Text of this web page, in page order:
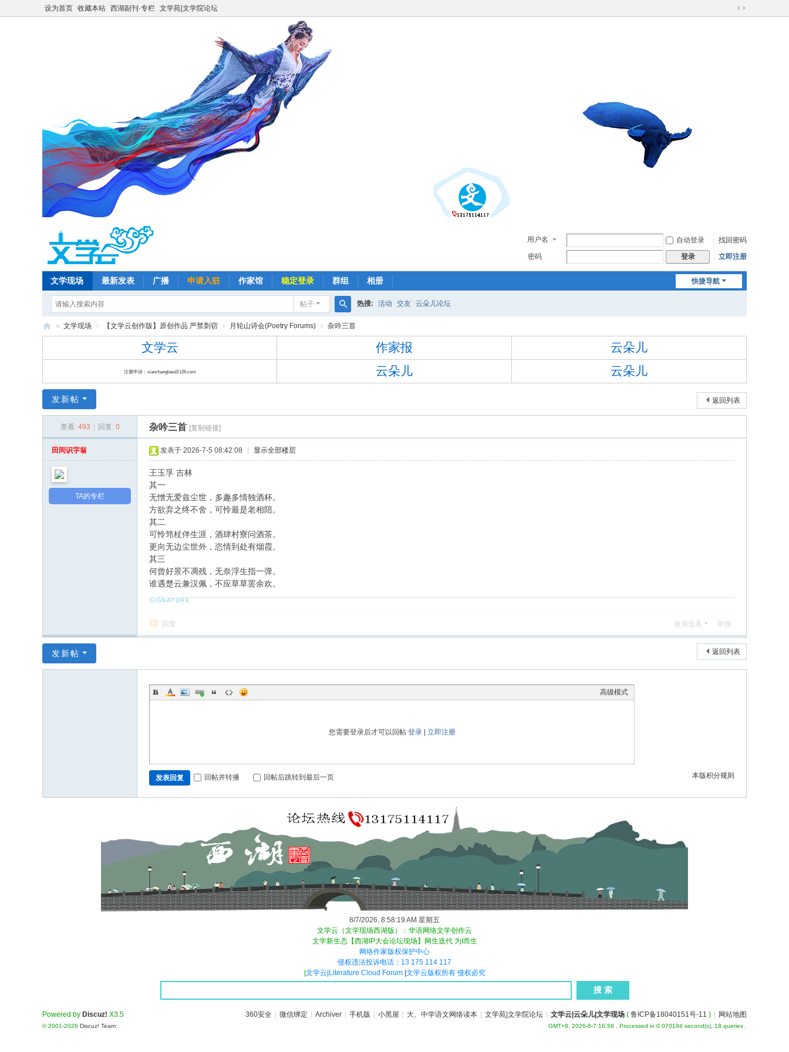
设为首页 收藏本站 西湖副刊·专栏 文学苑|文学院论坛
切
用户名 自动登录
找回密码
密码
登录 立即注册
快捷导航
文学现场 最新发表 广播 申请入驻 作家馆 稳定登录 群组 相册
帖子
搜
索
热搜: 活动 交友 云朵儿论坛
学
云
|
» 文学现场 › 【文学云创作版】原创作品 严禁剽窃 › 月轮山诗会(Poetry Forums) › 杂吟三首
文学云 作家报 云朵儿
注册申诉：xianchangbao@126.com 云朵儿 云朵儿
返回列表
发新帖
查看: 493 回复: 0 杂吟三首 [复制链接]
田间识字翁
TA的专栏
发表于 2026-7-5 08:42:08 显示全部楼层
王玉孚 吉林
其一
无憎无爱兹尘世，多趣多情独酒杯。
方欲弃之终不舍，可怜最是老相陪。
其二
可怜筇杖伴生涯，酒肆村寮问酒茶。
更向无边尘世外，恣情到处有烟霞。
其三
何曾好景不凋残，无奈浮生指一弹。
谁遇楚云兼汉佩，不应草草罢余欢。
回复 使用道具 举报
返回列表
发新帖
高级模式
您需要登录后才可以回帖 登录| 立即注册
本版积分规则
发表回复 回帖并转播 回帖后跳转到最后一页
8/7/2026, 8:58:19 AM 星期五
文学云（文学现场西湖版）：华语网络文学创作云
文学新生态【西湖IP大会论坛现场】网生迭代 为I而生
网络作家版权保护中心
侵权违法投诉电话：13 175 114 117
文学云|Literature Cloud Forum| 文学云版权所有 侵权必究
360安全 微信绑定 Archiver 手机版 小黑屋 大、中学语文网络读本 文学苑|文学院论坛 文学云|云朵儿|文学现场 ( 鲁ICP备18040151号-11 ) 网站地图
GMT+8, 2026-8-7 16:58 , Processed in 0.070194 second(s), 18 queries .
Powered by Discuz! X3.5
© 2001-2026 Discuz! Team